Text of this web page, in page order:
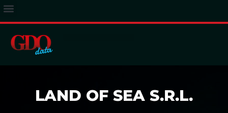
LAND OF SEA S.R.L.